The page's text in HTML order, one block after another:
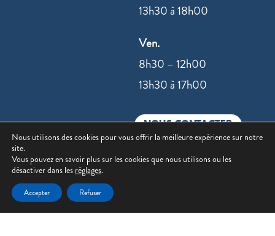
13h30 à 18h00
Ven.
8h30 – 12h00
13h30 à 17h00
NOUS CONTACTER
©2022 –Mentions légales
Nous utilisons des cookies pour vous offrir la meilleure expérience sur notre
site.
Vous pouvez en savoir plus sur les cookies que nous utilisons ou les
désactiver dans les réglages.
Accepter Refuser